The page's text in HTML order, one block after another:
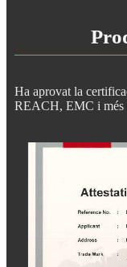
Ha aprovat la
REACH, EMC i més